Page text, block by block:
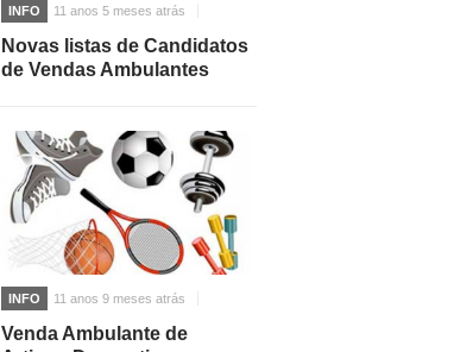
INFO 11 anos 5 meses atrás
Novas listas de Candidatos
de Vendas Ambulantes
INFO 11 anos 9 meses atrás
Venda Ambulante de